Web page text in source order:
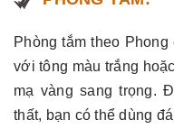
Phòng tắm theo
với tông màu trắng
mạ vàng sang trọng.
thất, bạn có thể dùng